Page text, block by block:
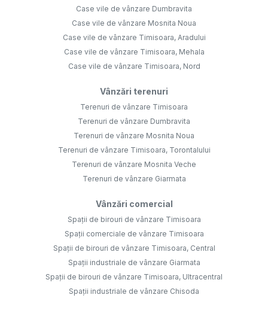
Case vile de vânzare Dumbravita
Case vile de vânzare Mosnita Noua
Case vile de vânzare Timisoara, Aradului
Case vile de vânzare Timisoara, Mehala
Case vile de vânzare Timisoara, Nord
Vânzări terenuri
Terenuri de vânzare Timisoara
Terenuri de vânzare Dumbravita
Terenuri de vânzare Mosnita Noua
Terenuri de vânzare Timisoara, Torontalului
Terenuri de vânzare Mosnita Veche
Terenuri de vânzare Giarmata
Vânzări comercial
Spații de birouri de vânzare Timisoara
Spații comerciale de vânzare Timisoara
Spații de birouri de vânzare Timisoara, Central
Spații industriale de vânzare Giarmata
Spații de birouri de vânzare Timisoara, Ultracentral
Spații industriale de vânzare Chisoda